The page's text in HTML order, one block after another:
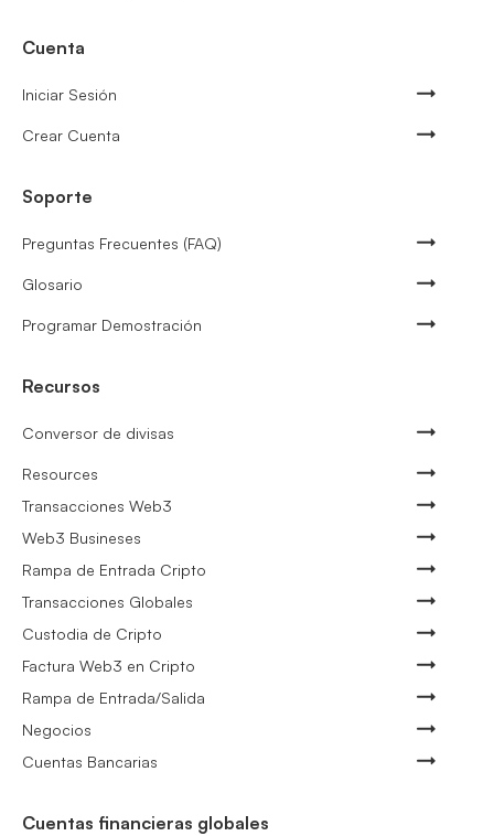
Cuenta
Iniciar Sesión
Crear Cuenta
Soporte
Preguntas Frecuentes (FAQ)
Glosario
Programar Demostración
Recursos
Conversor de divisas
Resources
Transacciones Web3
Web3 Busineses
Rampa de Entrada Cripto
Transacciones Globales
Custodia de Cripto
Factura Web3 en Cripto
Rampa de Entrada/Salida
Negocios
Cuentas Bancarias
Cuentas financieras globales